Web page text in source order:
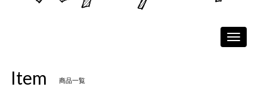
Toggle
Item 商品一覧